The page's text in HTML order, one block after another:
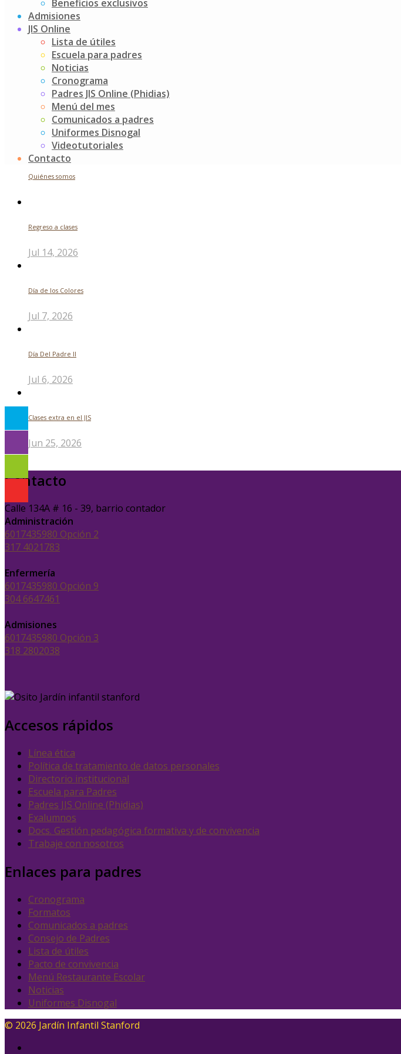
Beneficios exclusivos
Admisiones
JIS Online
Lista de útiles
Escuela para padres
Noticias
Cronograma
Padres JIS Online (Phidias)
Menú del mes
Comunicados a padres
Uniformes Disnogal
Videotutoriales
Contacto
Search
Noticias recientes
Futuros indagadores
Jul 24, 2026
Quiénes somos
Regreso a clases
Jul 14, 2026
Día de los Colores
Jul 7, 2026
Día Del Padre ll
Jul 6, 2026
Clases extra en el JIS
Jun 25, 2026
Contacto
Calle 134A # 16 - 39, barrio contador
Administración
6017435980 Opción 2
317 4021783
Enfermería
6017435980 Opción 9
304 6647461
Admisiones
6017435980 Opción 3
318 2802038
Accesos rápidos
Línea ética
Política de tratamiento de datos personales
Directorio institucional
Escuela para Padres
Padres JIS Online (Phidias)
Exalumnos
Docs. Gestión pedagógica formativa y de convivencia
Trabaje con nosotros
Enlaces para padres
Cronograma
Formatos
Comunicados a padres
Consejo de Padres
Lista de útiles
Pacto de convivencia
Menú Restaurante Escolar
Noticias
Uniformes Disnogal
© 2026 Jardín Infantil Stanford